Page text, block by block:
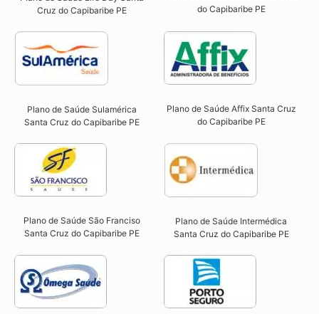
Cruz do Capibaribe PE
do Capibaribe PE​
Plano de Saúde Sulamérica
Santa Cruz do Capibaribe PE
Plano de Saúde Affix Santa Cruz
do Capibaribe PE​
Plano de Saúde São Franciso
Santa Cruz do Capibaribe PE​
Plano de Saúde Intermédica
Santa Cruz do Capibaribe PE​